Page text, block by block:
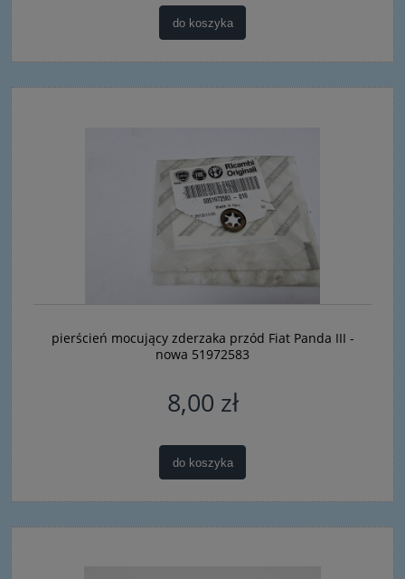
do koszyka
pierścień mocujący zderzaka przód Fiat Panda III -
nowa 51972583
8,00 zł
do koszyka